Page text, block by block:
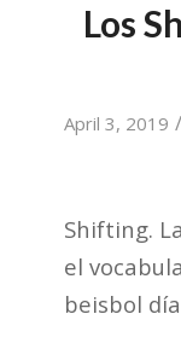
Los
April 3, 2019 /
Shifting.
el
beisbol